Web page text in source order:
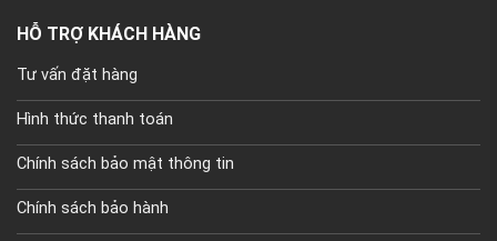
HỖ TRỢ KHÁCH HÀNG
Tư vấn đặt hàng
Hình thức thanh toán
Chính sách bảo mật thông tin
Chính sách bảo hành